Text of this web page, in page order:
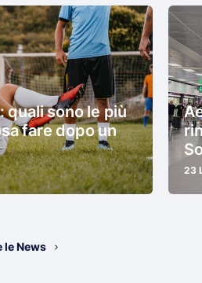
quali sono le più
fare dopo un
23
le News